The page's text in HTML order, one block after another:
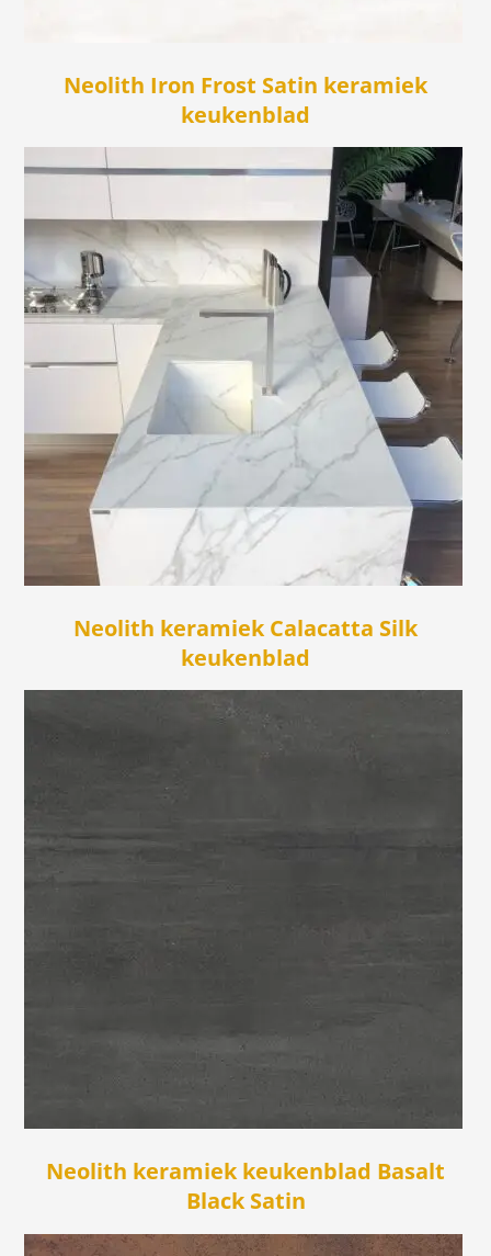
Neolith Iron Frost Satin keramiek
keukenblad
Neolith keramiek Calacatta Silk
keukenblad
Neolith keramiek keukenblad Basalt
Black Satin